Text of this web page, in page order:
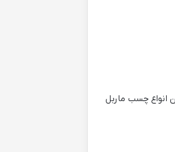
انواع چسب ماربل